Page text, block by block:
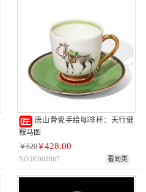
唐山骨瓷手绘咖啡杯：天行健
鞍马图
￥620￥428.00
NO.00003867 看同类